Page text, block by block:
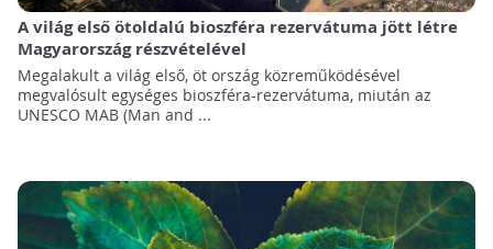
A világ első ötoldalú bioszféra rezervátuma jött létre
Magyarország részvételével
Megalakult a világ első, öt ország közreműködésével
megvalósult egységes bioszféra-rezervátuma, miután az
UNESCO MAB (Man and ...